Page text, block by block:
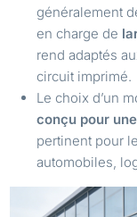
généralement
en charge de
rend adaptés
circuit imprimé.
Le choix d’un
conçu pour
pertinent pour
automobiles,